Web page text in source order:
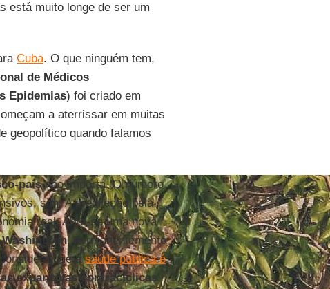
está muito longe de ser um
Cuba. O que ninguém tem,
de Médicos
Epidemias) foi criado em
a aterrissar em muitas
geopolítico quando falamos
paísnão importa. O número
sim. A predileção pela
real. Abre-se uma nova
, permanentemente
que asaúde pública é
expansivas contracíclicas